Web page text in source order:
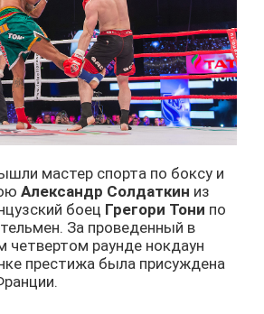
мастер спорта по боксу и
Александр Солдаткин из
боец Грегори Тони по
За проведенный в
четвертом раунде нокдаун
престижа была присуждена